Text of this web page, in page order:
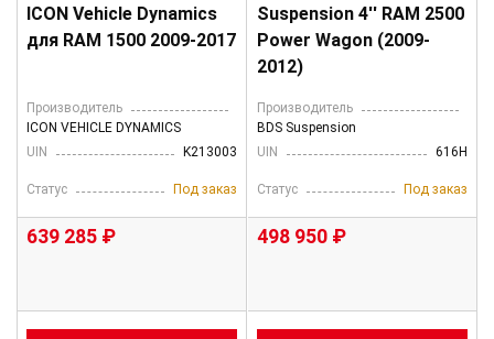
ICON Vehicle Dynamics
для RAM 1500 2009-2017
Производитель
ICON VEHICLE DYNAMICS
UIN
K213003
Статус Под заказ
639 285 ₽
Suspension 4'' RAM 2500
Power Wagon (2009-
2012)
Производитель
BDS Suspension
UIN
616H
Статус Под заказ
498 950 ₽